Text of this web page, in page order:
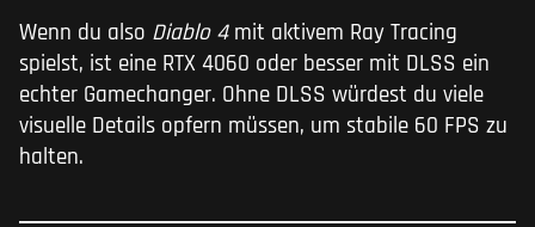
Wenn du also Diablo 4mit aktivem Ray Tracing
spielst, ist eine RTX 4060 oder besser mit DLSS ein
echter Gamechanger. Ohne DLSS würdest du viele
visuelle Details opfern müssen, um stabile 60 FPS zu
halten.